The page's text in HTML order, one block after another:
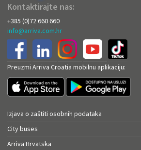
Kontaktirajte nas:
+385 (0)72 660 660
info@arriva.com.hr
Preuzmi Arriva Croatia mobilnu aplikaciju:
Izjava o zaštiti osobnih podataka
City buses
Arriva Hrvatska